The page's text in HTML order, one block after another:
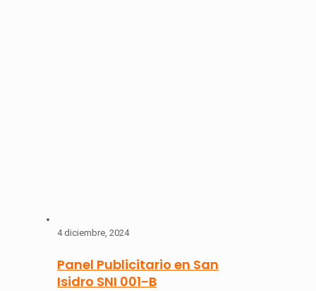
4 diciembre, 2024
Panel Publicitario en San
Isidro SNI 001-B